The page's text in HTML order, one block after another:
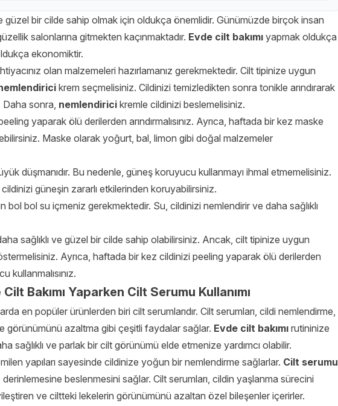
güzel bir cilde sahip olmak için oldukça önemlidir. Günümüzde birçok insan
salonlarına gitmekten kaçınmaktadır. Evde cilt bakımı yapmak oldukça
ekonomiktir.
olan malzemeleri hazırlamanız gerekmektedir. Cilt tipinize uygun
krem seçmelisiniz. Cildinizi temizledikten sonra tonikle arındırarak
sonra, nemlendirici kremle cildinizi beslemelisiniz.
yaparak ölü derilerden arındırmalısınız. Ayrıca, haftada bir kez maske
Maske olarak yoğurt, bal, limon gibi doğal malzemeler
düşmanıdır. Bu nedenle, güneş koruyucu kullanmayı ihmal etmemelisiniz.
güneşin zararlı etkilerinden koruyabilirsiniz.
bol bol su içmeniz gerekmektedir. Su, cildinizi nemlendirir ve daha sağlıklı
sağlıklı ve güzel bir cilde sahip olabilirsiniz. Ancak, cilt tipinize uygun
Ayrıca, haftada bir kez cildinizi peeling yaparak ölü derilerden
kullanmalısınız.
Cilt Bakımı Yaparken Cilt Serumu Kullanımı
en popüler ürünlerden biri cilt serumlarıdır. Cilt serumları, cildi nemlendirme,
görünümünü azaltma gibi çeşitli faydalar sağlar. Evde cilt bakımı rutininize
sağlıklı ve parlak bir cilt görünümü elde etmenize yardımcı olabilir.
yapıları sayesinde cildinize yoğun bir nemlendirme sağlarlar. Cilt serumu
derinlemesine beslenmesini sağlar. Cilt serumları, cildin yaşlanma sürecini
ve ciltteki lekelerin görünümünü azaltan özel bileşenler içerirler.